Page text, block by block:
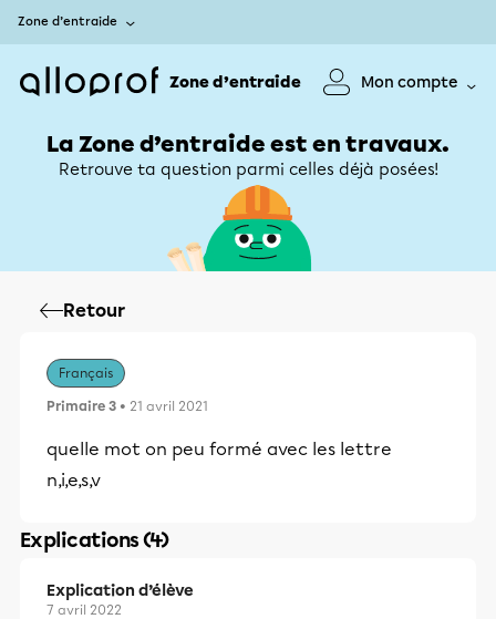
Zone d’entraide
Zone d’entraide Mon compte
La Zone d’entraide est en travaux.
Retrouve ta question parmi celles déjà posées!
Retour
Français
Primaire 3 • 21 avril 2021
quelle mot on peu formé avec les lettre
n,i,e,s,v
Explications (4)
Explication d’élève
7 avril 2022